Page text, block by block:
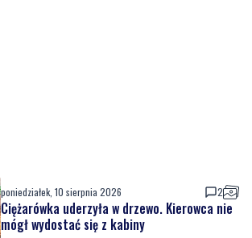
poniedziałek, 10 sierpnia 2026 2
Ciężarówka uderzyła w drzewo. Kierowca nie
mógł wydostać się z kabiny